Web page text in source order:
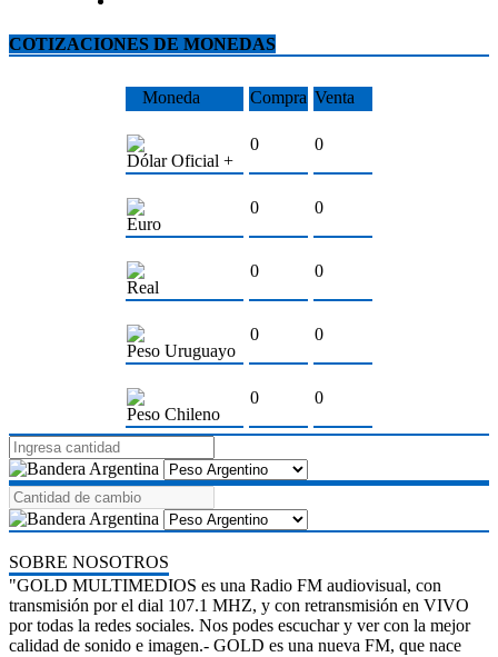
COTIZACIONES DE MONEDAS
Moneda Compra Venta
Dólar Oficial +
0 0
Euro
0 0
Real
0 0
Peso Uruguayo
0 0
Peso Chileno
0 0
SOBRE NOSOTROS
"GOLD MULTIMEDIOS es una Radio FM audiovisual, con
transmisión por el dial 107.1 MHZ, y con retransmisión en VIVO
por todas la redes sociales. Nos podes escuchar y ver con la mejor
calidad de sonido e imagen.- GOLD es una nueva FM, que nace